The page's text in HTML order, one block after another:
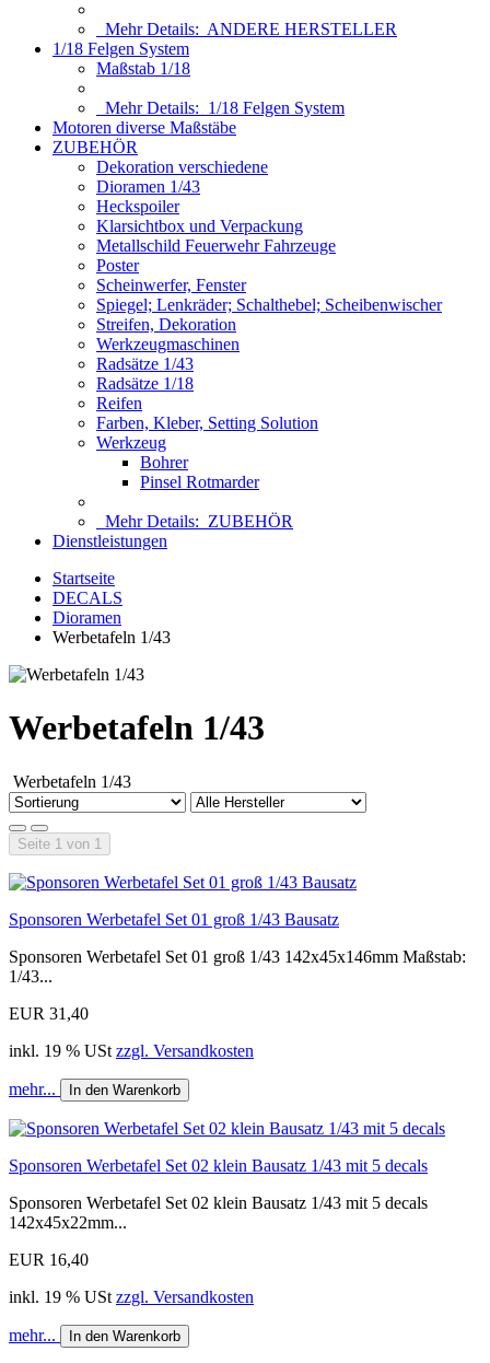
Mehr Details: ANDERE HERSTELLER
1/18 Felgen System
Maßstab 1/18
Mehr Details: 1/18 Felgen System
Motoren diverse Maßstäbe
ZUBEHÖR
Dekoration verschiedene
Dioramen 1/43
Heckspoiler
Klarsichtbox und Verpackung
Metallschild Feuerwehr Fahrzeuge
Poster
Scheinwerfer, Fenster
Spiegel; Lenkräder; Schalthebel; Scheibenwischer
Streifen, Dekoration
Werkzeugmaschinen
Radsätze 1/43
Radsätze 1/18
Reifen
Farben, Kleber, Setting Solution
Werkzeug
Bohrer
Pinsel Rotmarder
Mehr Details: ZUBEHÖR
Dienstleistungen
Startseite
DECALS
Dioramen
Werbetafeln 1/43
Werbetafeln 1/43
Werbetafeln 1/43
Seite 1 von 1
Sponsoren Werbetafel Set 01 groß 1/43 Bausatz
Sponsoren Werbetafel Set 01 groß 1/43 142x45x146mm Maßstab:
1/43...
EUR 31,40
inkl. 19 % USt zzgl. Versandkosten
mehr... In den Warenkorb
Sponsoren Werbetafel Set 02 klein Bausatz 1/43 mit 5 decals
Sponsoren Werbetafel Set 02 klein Bausatz 1/43 mit 5 decals
142x45x22mm...
EUR 16,40
inkl. 19 % USt zzgl. Versandkosten
mehr... In den Warenkorb